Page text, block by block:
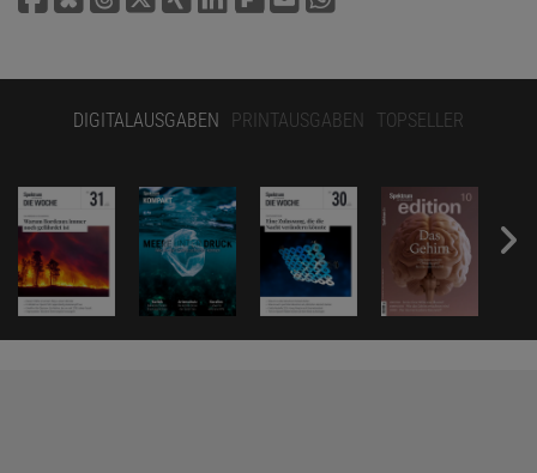
DIGITALAUSGABEN PRINTAUSGABEN TOPSELLER